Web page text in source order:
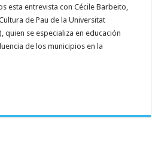
esta entrevista con Cécile Barbeito,
de Pau de la Universitat
quien se especializa en educación
de los municipios en la